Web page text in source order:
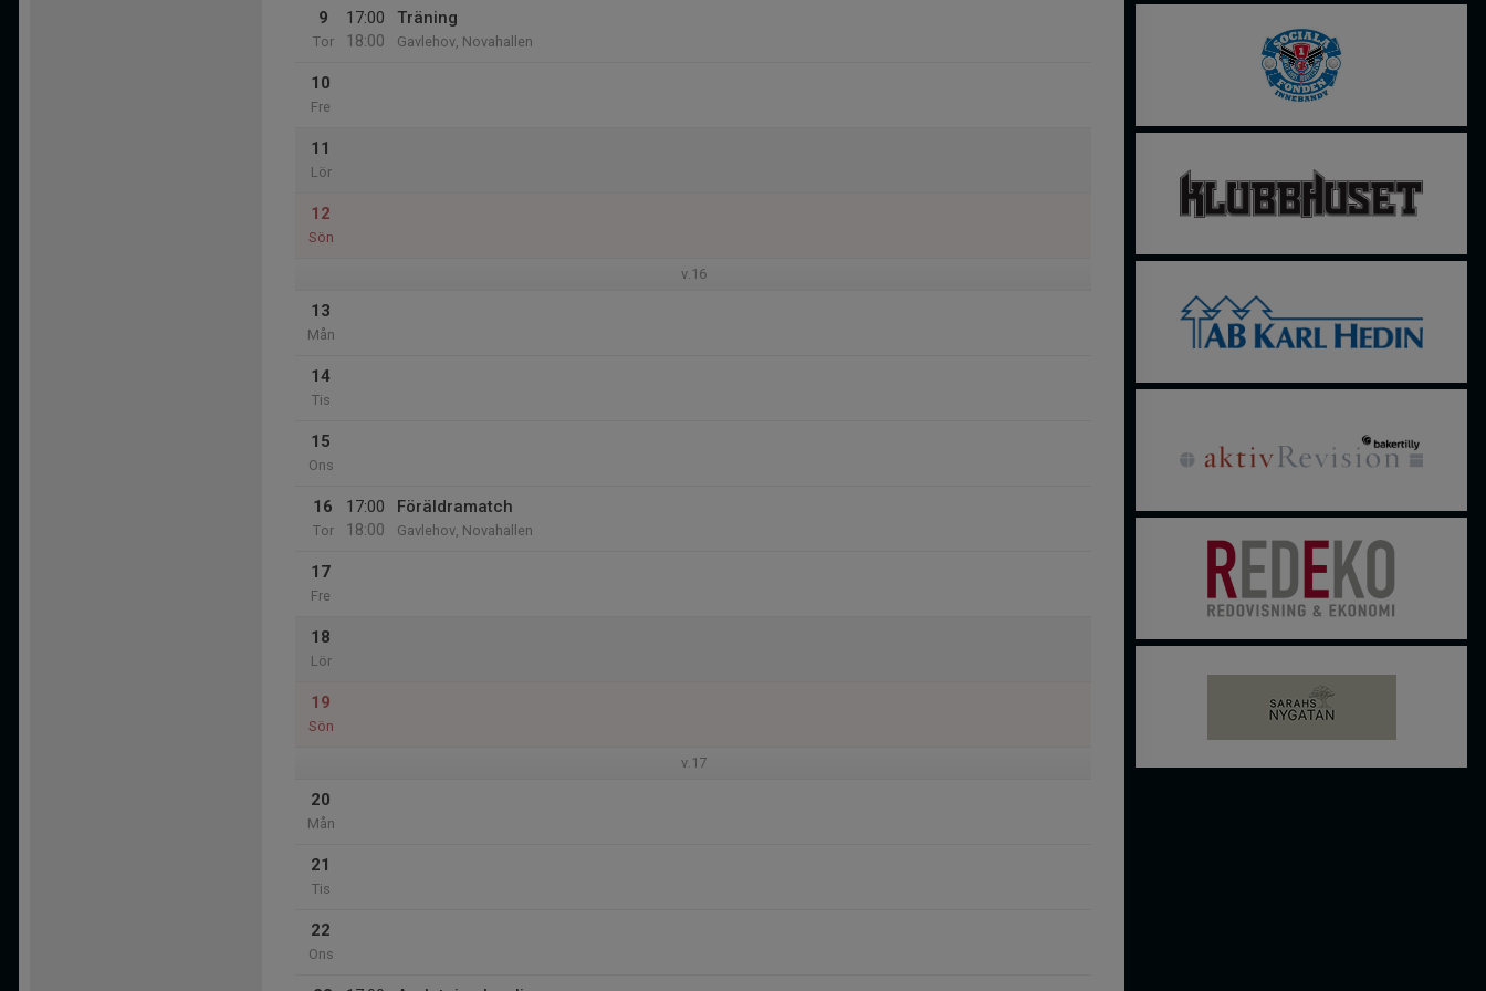
9
Tor
17:00
18:00
Träning
Gavlehov, Novahallen
10
Fre
11
Lör
12
Sön
v.16
13
Mån
14
Tis
15
Ons
16
Tor
17:00
18:00
Föräldramatch
Gavlehov, Novahallen
17
Fre
18
Lör
19
Sön
v.17
20
Mån
21
Tis
22
Ons